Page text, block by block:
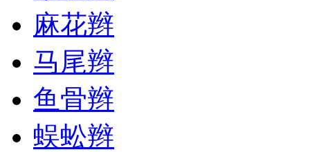
麻花辫
马尾辫
鱼骨辫
蜈蚣辫